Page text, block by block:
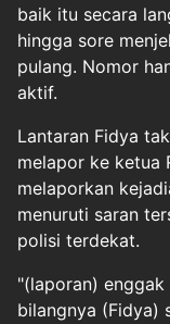
baik itu secara
hingga sore
pulang. Nomor
aktif.
Lantaran Fidya
melapor ke ketua
melaporkan
menuruti saran
polisi terdekat.
"(laporan)
bilangnya (Fidya)